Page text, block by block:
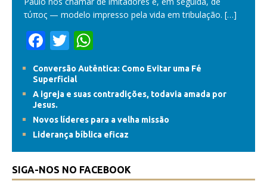
τύπος — modelo impresso pela vida em tribulação. […]
F
e
b
o
o
k
T
w
itt
er
h
at
s
A
p
p
Conversão Autêntica: Como Evitar uma Fé
Superficial
A igreja e suas contradições, todavia amada por
Jesus.
Novos líderes para a velha missão
Liderança bíblica eficaz
SIGA-NOS NO FACEBOOK